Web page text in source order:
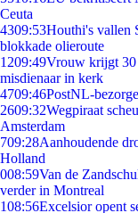
Ceuta
4309:53Houthi's vallen
blokkade olieroute
1209:49Vrouw krijgt 30
misdienaar in kerk
4709:46PostNL-
2609:32Wegpiraat
Amsterdam
709:28Aanhoudende
Holland
008:59Van de
verder in Montreal
108:56Excelsior opent